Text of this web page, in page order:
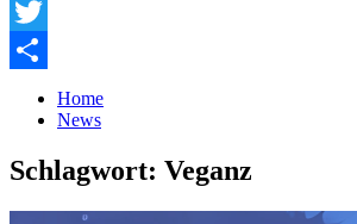
Facebook
Twitter
Home
News
Schlagwort: Veganz